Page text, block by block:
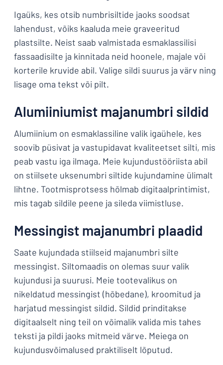
Igaüks, kes otsib numbrisiltide jaoks soodsat
lahendust, võiks kaaluda meie graveeritud
plastsilte. Neist saab valmistada esmaklassilisi
fassaadisilte ja kinnitada neid hoonele, majale või
korterile kruvide abil. Valige sildi suurus ja värv ning
lisage oma tekst või pilt.
Alumiiniumist majanumbri sildid
Alumiinium on esmaklassiline valik igaühele, kes
soovib püsivat ja vastupidavat kvaliteetset silti, mis
peab vastu iga ilmaga. Meie kujundustööriista abil
on stiilsete uksenumbri siltide kujundamine ülimalt
lihtne. Tootmisprotsess hõlmab digitaalprintimist,
mis tagab sildile peene ja sileda viimistluse.
Messingist majanumbri plaadid
Saate kujundada stiilseid majanumbri silte
messingist. Siltomaadis on olemas suur valik
kujundusi ja suurusi. Meie tootevalikus on
nikeldatud messingist (hõbedane), kroomitud ja
harjatud messingist sildid. Sildid prinditakse
digitaalselt ning teil on võimalik valida mis tahes
teksti ja pildi jaoks mitmeid värve. Meiega on
kujundusvõimalused praktiliselt lõputud.